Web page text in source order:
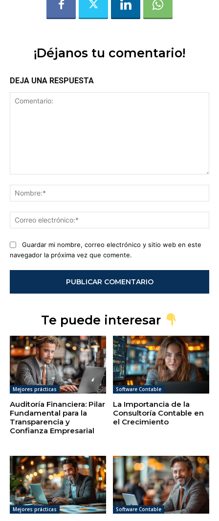
¡Déjanos tu comentario!
DEJA UNA RESPUESTA
Guardar mi nombre, correo electrónico y sitio web en este
navegador la próxima vez que comente.
Te puede interesar
Mejores prácticas
Auditoría Financiera: Pilar
Fundamental para la
Transparencia y
Confianza Empresarial
Software Contable
La Importancia de la
Consultoría Contable en
el Crecimiento
Mejores prácticas Software Contable